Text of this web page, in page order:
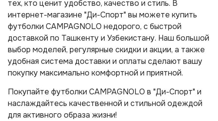
тех, кто ценит удобство, качество и стиль. В
интернет-магазине "Ди-Спорт" вы можете купить
футболки CAMPAGNOLO недорого, с быстрой
доставкой по Ташкенту и Узбекистану. Наш большой
выбор моделей, регулярные скидки и акции, а также
удобная система доставки и оплаты сделают вашу
покупку максимально комфортной и приятной.
Покупайте футболки CAMPAGNOLO в "Ди-Спорт" и
наслаждайтесь качественной и стильной одеждой
для активного образа жизни!